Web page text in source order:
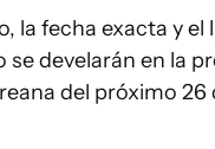
la fecha exacta y el
se develarán en la
del próximo 26